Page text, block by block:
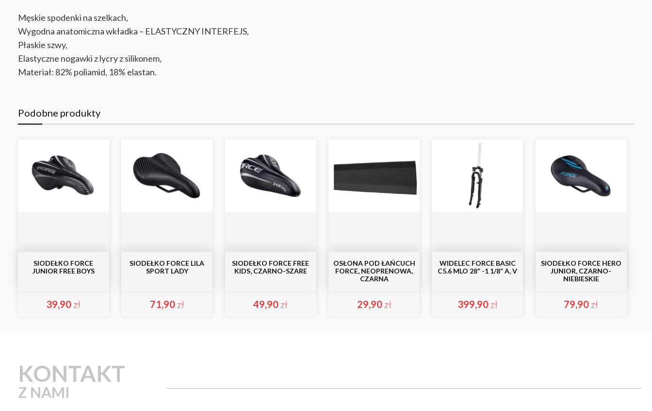
Męskie spodenki na szelkach,
Wygodna anatomiczna wkładka – ELASTYCZNY INTERFEJS,
Płaskie szwy,
Elastyczne nogawki z lycry z silikonem,
Materiał: 82% poliamid, 18% elastan.
Podobne produkty
SIODEŁKO FORCE
JUNIOR FREE BOYS
39,90 zł
SIODEŁKO FORCE LILA
SPORT LADY
71,90 zł
SIODEŁKO FORCE FREE
KIDS, CZARNO-SZARE
49,90 zł
OSŁONA POD ŁAŃCUCH
FORCE, NEOPRENOWA,
CZARNA
29,90 zł
WIDELEC FORCE BASIC
C5.6 MLO 28“ -1 1/8“ A, V
399,90 zł
SIODEŁKO FORCE HERO
JUNIOR, CZARNO-
NIEBIESKIE
79,90 zł
KONTAKT
Z NAMI